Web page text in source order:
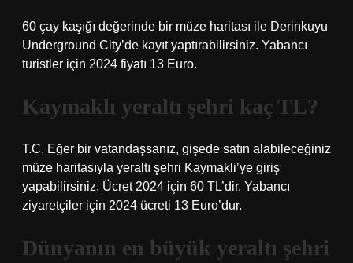
60 çay kaşığı değerinde bir müze haritası ile Derinkuyu
Underground City’de kayıt yaptırabilirsiniz. Yabancı
turistler için 2024 fiyatı 13 Euro.
Kaymaklı yeraltı şehri kaç TL?
T.C. Eğer bir vatandaşsanız, gişede satın alabileceğiniz
müze haritasıyla yeraltı şehri Kaymakli’ye giriş
yapabilirsiniz. Ücret 2024 için 60 TL’dir. Yabancı
ziyaretçiler için 2024 ücreti 13 Euro’dur.
Dünyanın en büyük yeraltı şehri